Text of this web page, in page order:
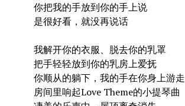
你把我的手放到你的手上说
是很好看，就没再说话
我解开你的衣服、脱去你的乳罩
把手轻轻放到你的乳房上爱抚
你顺从的躺下，我的手在你身上游走
房间里响起Love Theme的小提琴曲